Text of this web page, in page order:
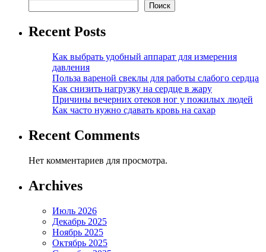
Поиск
Recent Posts
Как выбрать удобный аппарат для измерения
давления
Польза вареной свеклы для работы слабого сердца
Как снизить нагрузку на сердце в жару
Причины вечерних отеков ног у пожилых людей
Как часто нужно сдавать кровь на сахар
Recent Comments
Нет комментариев для просмотра.
Archives
Июль 2026
Декабрь 2025
Ноябрь 2025
Октябрь 2025